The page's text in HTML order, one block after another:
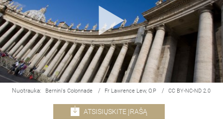
Nuotrauka: Bernini's Colonnade / Fr Lawrence Lew, O.P / CC BY-NC-ND 2.0
ATSISIŲSKITE ĮRAŠĄ